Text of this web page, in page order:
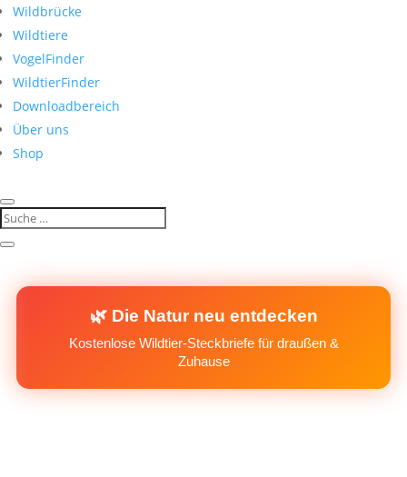
Wildbrücke
Wildtiere
VogelFinder
WildtierFinder
Downloadbereich
Über uns
Shop
🌿 Die Natur neu entdecken
Kostenlose Wildtier-Steckbriefe für draußen &
Zuhause